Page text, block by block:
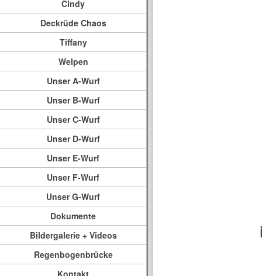
Cindy
Deckrüde Chaos
Tiffany
Welpen
Unser A-Wurf
Unser B-Wurf
Unser C-Wurf
Unser D-Wurf
Unser E-Wurf
Unser F-Wurf
Unser G-Wurf
Dokumente
Bildergalerie + Videos
Regenbogenbrücke
Kontakt